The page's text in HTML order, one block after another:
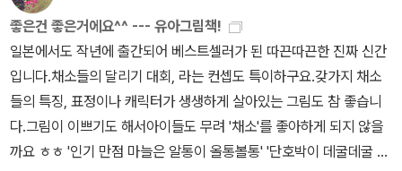
매량 순으로 몇 권 보다가 아이랑 작가 취향이 맞으면 더 사줘도 좋고
요. 아무리 어려도 아이도 좋아하는 작가가 생기고요 나중엔 그림체
만 봐도 알더라고요. 1. 앤서니 브라운어린이들도 어른도 모두
좋아하는 작가에요. 애들 아주 어릴 때 3세부터 보기 시작했어요. 그
림이 따스하고 스토리도 철학적이라 초 저학년에도 자주 봤어요. ★
★돼지책-집안일 안 하는 아이들과 아빠가 점점 돼지가 되어가고 집
안 사물도 돼지 모양이 늘어가는 게 재미있음★★터널-남매가 갈등
좋은건 좋은거에요^^ --- 유아그림책!
일본에서도 작년에 출간되어 베스트셀러가 된 따끈따끈한 진짜 신간
입니다.채소들의 달리기 대회, 라는 컨셉도 특이하구요.갖가지 채소
들의 특징, 표정이나 캐릭터가 생생하게 살아있는 그림도 참 좋습니
다.그림이 이쁘기도 해서아이들도 무려 '채소'를 좋아하게 되지 않을
까요 ㅎㅎ '인기 만점 마늘은 알통이 올통볼통' '단호박이 데굴데굴 강